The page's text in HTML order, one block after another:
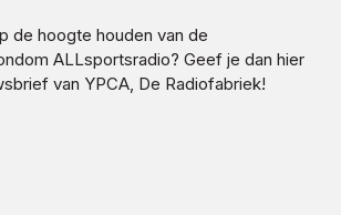
de hoogte houden van de
ALLsportsradio? Geef je dan hier
van YPCA, De Radiofabriek!